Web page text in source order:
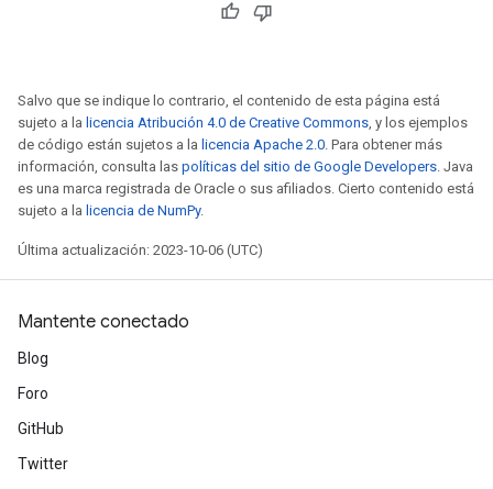
Salvo que se indique lo contrario, el contenido de esta página está
sujeto a la licencia Atribución 4.0 de Creative Commons, y los ejemplos
de código están sujetos a la licencia Apache 2.0. Para obtener más
información, consulta las políticas del sitio de Google Developers. Java
es una marca registrada de Oracle o sus afiliados. Cierto contenido está
sujeto a la licencia de NumPy.
Última actualización: 2023-10-06 (UTC)
Mantente conectado
Blog
Foro
GitHub
Twitter